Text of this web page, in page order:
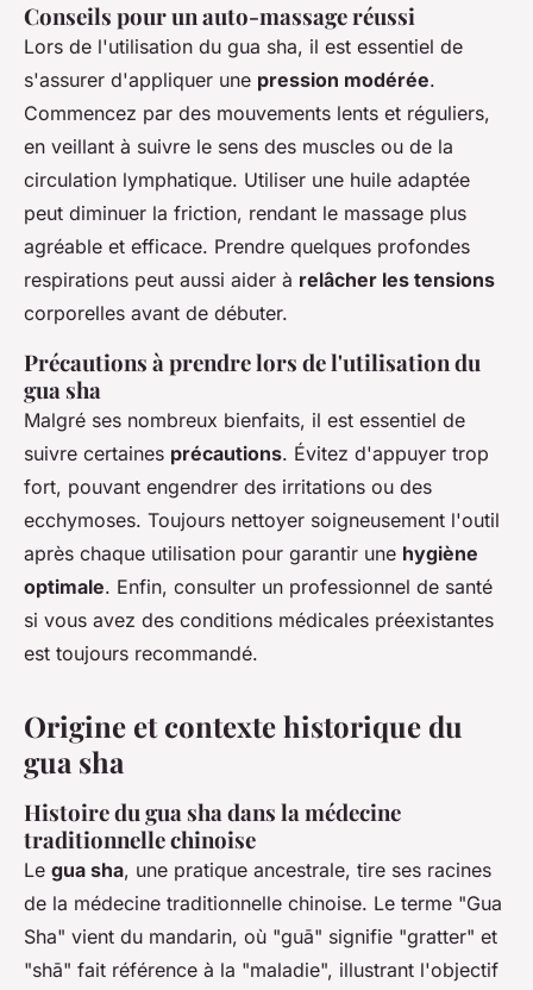
Conseils pour un auto-massage réussi
Lors de l'utilisation du gua sha, il est essentiel de
s'assurer d'appliquer une pression modérée.
Commencez par des mouvements lents et réguliers,
en veillant à suivre le sens des muscles ou de la
circulation lymphatique. Utiliser une huile adaptée
peut diminuer la friction, rendant le massage plus
agréable et efficace. Prendre quelques profondes
respirations peut aussi aider à relâcher les tensions
corporelles avant de débuter.
Précautions à prendre lors de l'utilisation du
gua sha
Malgré ses nombreux bienfaits, il est essentiel de
suivre certaines précautions. Évitez d'appuyer trop
fort, pouvant engendrer des irritations ou des
ecchymoses. Toujours nettoyer soigneusement l'outil
après chaque utilisation pour garantir une hygiène
optimale. Enfin, consulter un professionnel de santé
si vous avez des conditions médicales préexistantes
est toujours recommandé.
Origine et contexte historique du
gua sha
Histoire du gua sha dans la médecine
traditionnelle chinoise
Le gua sha, une pratique ancestrale, tire ses racines
de la médecine traditionnelle chinoise. Le terme "Gua
Sha" vient du mandarin, où "guā" signifie "gratter" et
"shā" fait référence à la "maladie", illustrant l'objectif